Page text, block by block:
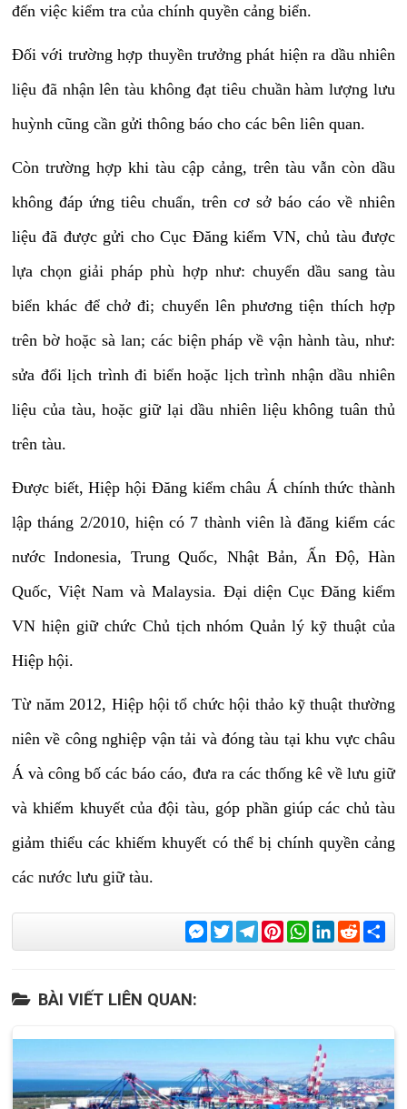
đến việc kiểm tra của chính quyền cảng biển.
Đối với trường hợp thuyền trưởng phát hiện ra dầu nhiên
liệu đã nhận lên tàu không đạt tiêu chuần hàm lượng lưu
huỳnh cũng cần gửi thông báo cho các bên liên quan.
Còn trường hợp khi tàu cập cảng, trên tàu vẫn còn dầu
không đáp ứng tiêu chuẩn, trên cơ sở báo cáo về nhiên
liệu đã được gửi cho Cục Đăng kiểm VN, chủ tàu được
lựa chọn giải pháp phù hợp như: chuyển dầu sang tàu
biển khác để chở đi; chuyển lên phương tiện thích hợp
trên bờ hoặc sà lan; các biện pháp về vận hành tàu, như:
sửa đổi lịch trình đi biển hoặc lịch trình nhận dầu nhiên
liệu của tàu, hoặc giữ lại dầu nhiên liệu không tuân thủ
trên tàu.
Được biết,Hiệp hội Đăng kiểm châu Á chính thức thành
lập tháng 2/2010, hiện có 7 thành viên là đăng kiểm các
nước Indonesia, Trung Quốc, Nhật Bản, Ấn Độ, Hàn
Quốc, Việt Nam và Malaysia. Đại diện Cục Đăng kiểm
VN hiện giữ chức Chủ tịch nhóm Quản lý kỹ thuật của
Hiệp hội.
Từ năm 2012, Hiệp hội tổ chức hội thảo kỹ thuật thường
niên về công nghiệp vận tải và đóng tàu tại khu vực châu
Á và công bố các báo cáo, đưa ra các thống kê về lưu giữ
và khiếm khuyết của đội tàu, góp phần giúp các chủ tàu
giảm thiểu các khiếm khuyết có thể bị chính quyền cảng
các nước lưu giữ tàu.
Messenger
TwitterTelegram
Pinterest
WhatsApp
LinkedIn
Reddit
BÀI VIẾT LIÊN QUAN: